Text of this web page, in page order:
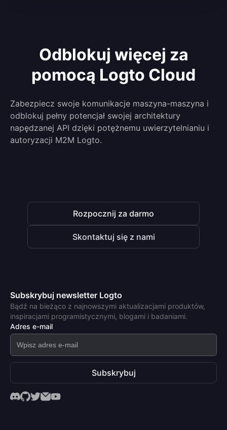
Odblokuj więcej za
pomocą Logto Cloud
Zabezpiecz swoje komunikacje maszyna-maszyna i
odblokuj pełny potencjał swojej architektury
napędzanej API dzięki potężnemu uwierzytelnianiu i
autoryzacji M2M Logto.
Rozpocznij za darmo
Skontaktuj się z nami
Subskrybuj newsletter Logto
Bądź na bieżąco z najnowszymi aktualizacjami produktów,
inspiracjami programistycznymi, blogami i badaniami.
Adres e-mail
Subskrybuj